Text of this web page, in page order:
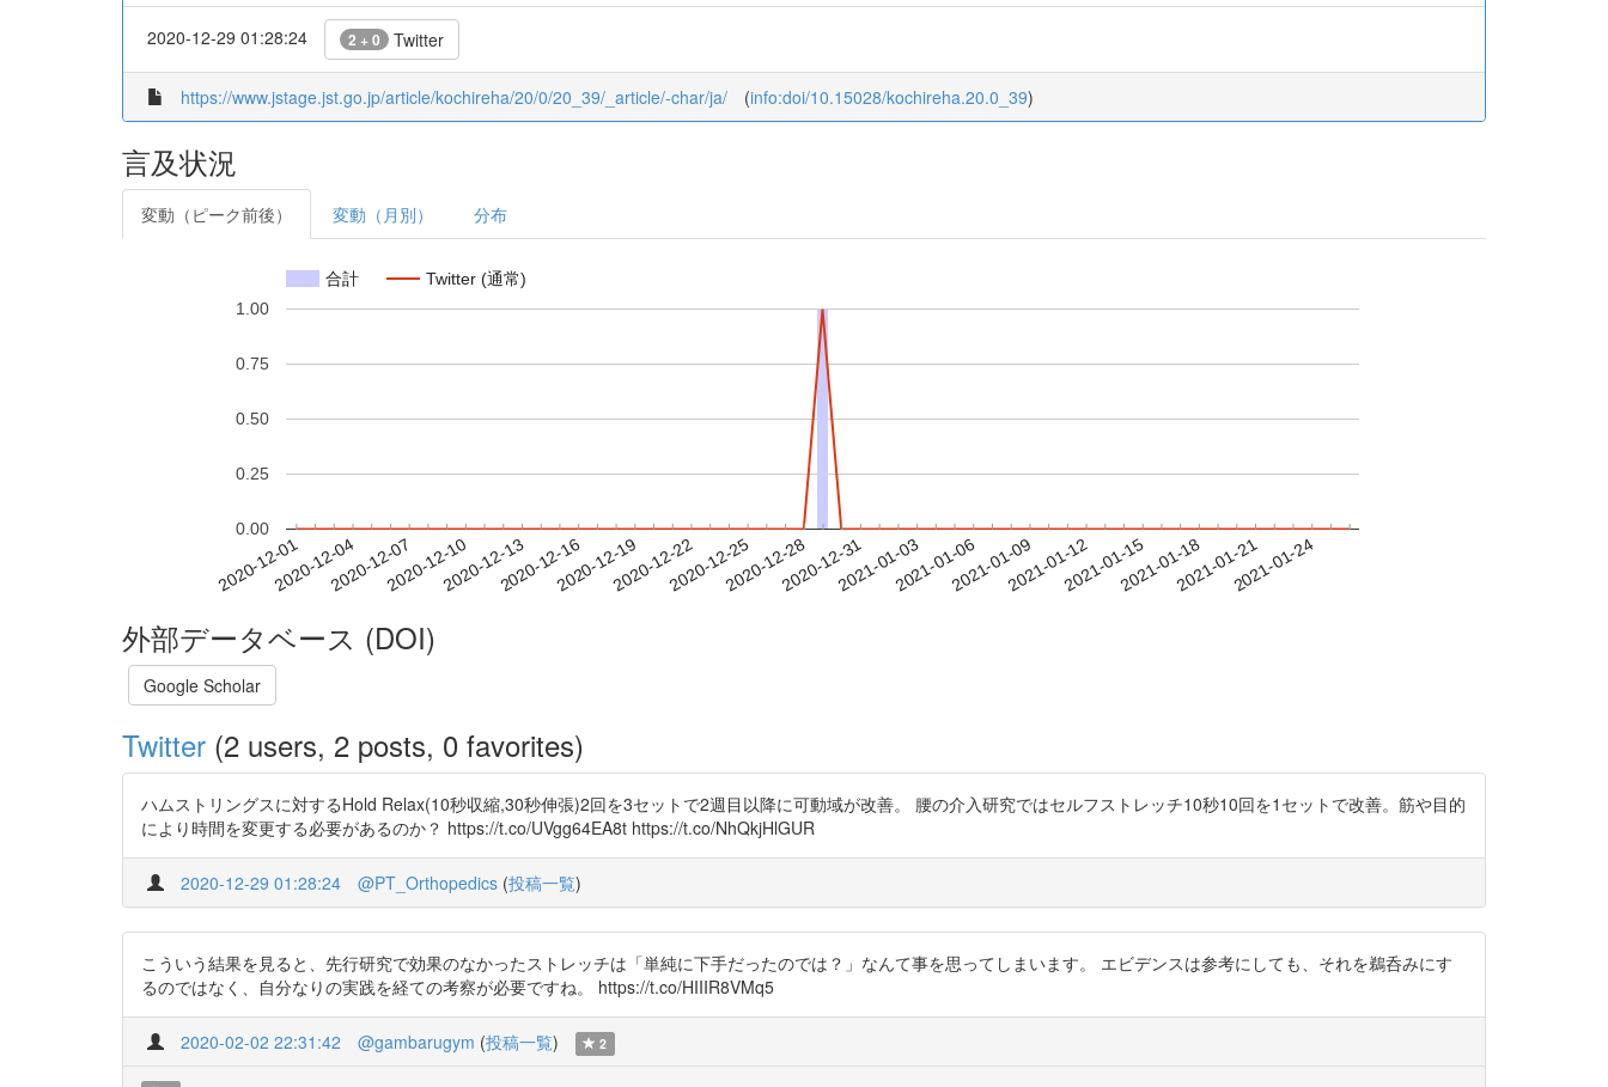
2020-12-29 01:28:24 2 + 0 Twitter
https://www.jstage.jst.go.jp/article/kochireha/20/0/20_39/_article/-char/ja/ (info:doi/10.15028/kochireha.20.0_39)
言及状況
変動（ピーク前後） 変動（月別） 分布
合計 Twitter (通常)
2020-12-012020-12-042020-12-072020-12-102020-12-132020-12-162020-12-192020-12-222020-12-252020-12-282020-12-312021-01-032021-01-062021-01-092021-01-122021-01-152021-01-182021-01-212021-01-24
0.00
0.25
0.50
0.75
1.00
外部データベース (DOI)
Google Scholar
Twitter (2 users, 2 posts, 0 favorites)
ハムストリングスに対するHold Relax(10秒収縮,30秒伸張)2回を3セットで2週目以降に可動域が改善。 腰の介入研究ではセルフストレッチ10秒10回を1セットで改善。筋や目的
により時間を変更する必要があるのか？ https://t.co/UVgg64EA8t https://t.co/NhQkjHlGUR
2020-12-29 01:28:24 @PT_Orthopedics (投稿一覧)
こういう結果を見ると、先行研究で効果のなかったストレッチは「単純に下手だったのでは？」なんて事を思ってしまいます。 エビデンスは参考にしても、それを鵜呑みにす
るのではなく、自分なりの実践を経ての考察が必要ですね。 https://t.co/HIIIR8VMq5
2020-02-02 22:31:42 @gambarugym (投稿一覧) 2